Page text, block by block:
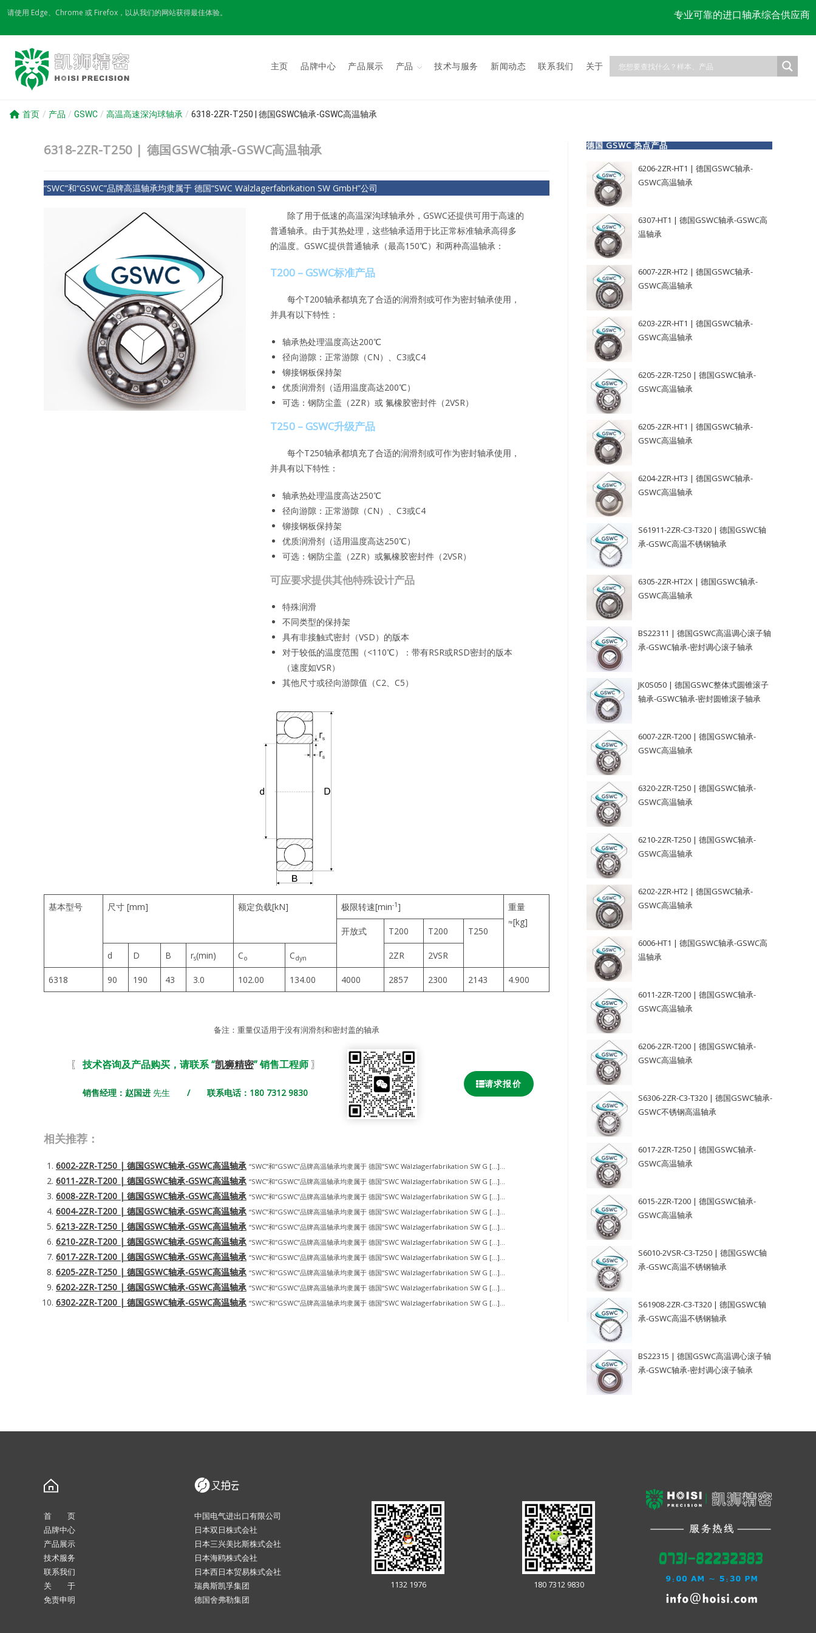
Skip
content
请使用 Edge、Chrome 或 Firefox，以从我们的网站获得最佳体验。 专业可靠的进口轴承综合供应商
主页 品牌中心 产品展示 产品 技术与服务 新闻动态 联系我们 关于
首页 / 产品 / GSWC / 高温高速深沟球轴承 / 6318-2ZR-T250 | 德国GSWC轴承-GSWC高温轴承
6318-2ZR-T250 | 德国GSWC轴承-GSWC高温轴承
“SWC”和“GSWC”品牌高温轴承均隶属于 德国“SWC Wälzlagerfabrikation SW GmbH”公司
除了用于低速的高温深沟球轴承外，GSWC还提供可用于高速的
普通轴承。由于其热处理，这些轴承适用于比正常标准轴承高得多
的温度。GSWC提供普通轴承（最高150℃）和两种高温轴承：
T200 – GSWC标准产品
每个T200轴承都填充了合适的润滑剂或可作为密封轴承使用，
并具有以下特性：
轴承热处理温度高达200℃
径向游隙：正常游隙（CN）、C3或C4
铆接钢板保持架
优质润滑剂（适用温度高达200℃）
可选：钢防尘盖（2ZR）或 氟橡胶密封件（2VSR）
T250 – GSWC升级产品
每个T250轴承都填充了合适的润滑剂或可作为密封轴承使用，
并具有以下特性：
轴承热处理温度高达250℃
径向游隙：正常游隙（CN）、C3或C4
铆接钢板保持架
优质润滑剂（适用温度高达250℃）
可选：钢防尘盖（2ZR）或氟橡胶密封件（2VSR）
可应要求提供其他特殊设计产品
特殊润滑
不同类型的保持架
具有非接触式密封（VSD）的版本
对于较低的温度范围（<110℃）：带有RSR或RSD密封的版本
（速度如VSR）
其他尺寸或径向游隙值（C2、C5）
基本型号 尺寸 [mm] 额定负载[kN] 极限转速[min-1]
重量
≈[kg]
开放式 T200 T200 T250
d D B rs(min) Co Cdyn 2ZR 2VSR
6318 90 190 43 3.0 102.00 134.00 4000 2857 2300 2143 4.900
备注：重量仅适用于没有润滑剂和密封盖的轴承
〖 技术咨询及产品购买，请联系 “凯狮精密” 销售工程师〗
销售经理：赵国进先生 / 联系电话：180 7312 9830
请求报价
相关推荐：
6002-2ZR-T250 | 德国GSWC轴承-GSWC高温轴承 “SWC”和“GSWC”品牌高温轴承均隶属于 德国“SWC Wälzlagerfabrikation SW G […]...
6011-2ZR-T200 | 德国GSWC轴承-GSWC高温轴承 “SWC”和“GSWC”品牌高温轴承均隶属于 德国“SWC Wälzlagerfabrikation SW G […]...
6008-2ZR-T200 | 德国GSWC轴承-GSWC高温轴承 “SWC”和“GSWC”品牌高温轴承均隶属于 德国“SWC Wälzlagerfabrikation SW G […]...
6004-2ZR-T200 | 德国GSWC轴承-GSWC高温轴承 “SWC”和“GSWC”品牌高温轴承均隶属于 德国“SWC Wälzlagerfabrikation SW G […]...
6213-2ZR-T250 | 德国GSWC轴承-GSWC高温轴承 “SWC”和“GSWC”品牌高温轴承均隶属于 德国“SWC Wälzlagerfabrikation SW G […]...
6210-2ZR-T200 | 德国GSWC轴承-GSWC高温轴承 “SWC”和“GSWC”品牌高温轴承均隶属于 德国“SWC Wälzlagerfabrikation SW G […]...
6017-2ZR-T200 | 德国GSWC轴承-GSWC高温轴承 “SWC”和“GSWC”品牌高温轴承均隶属于 德国“SWC Wälzlagerfabrikation SW G […]...
6205-2ZR-T250 | 德国GSWC轴承-GSWC高温轴承 “SWC”和“GSWC”品牌高温轴承均隶属于 德国“SWC Wälzlagerfabrikation SW G […]...
6202-2ZR-T250 | 德国GSWC轴承-GSWC高温轴承 “SWC”和“GSWC”品牌高温轴承均隶属于 德国“SWC Wälzlagerfabrikation SW G […]...
6302-2ZR-T200 | 德国GSWC轴承-GSWC高温轴承 “SWC”和“GSWC”品牌高温轴承均隶属于 德国“SWC Wälzlagerfabrikation SW G […]...
德国 GSWC 热点产品
6206-2ZR-HT1 | 德国GSWC轴承-
GSWC高温轴承
6307-HT1 | 德国GSWC轴承-GSWC高
温轴承
6007-2ZR-HT2 | 德国GSWC轴承-
GSWC高温轴承
6203-2ZR-HT1 | 德国GSWC轴承-
GSWC高温轴承
6205-2ZR-T250 | 德国GSWC轴承-
GSWC高温轴承
6205-2ZR-HT1 | 德国GSWC轴承-
GSWC高温轴承
6204-2ZR-HT3 | 德国GSWC轴承-
GSWC高温轴承
S61911-2ZR-C3-T320 | 德国GSWC轴
承-GSWC高温不锈钢轴承
6305-2ZR-HT2X | 德国GSWC轴承-
GSWC高温轴承
BS22311 | 德国GSWC高温调心滚子轴
承-GSWC轴承-密封调心滚子轴承
JK0S050 | 德国GSWC整体式圆锥滚子
轴承-GSWC轴承-密封圆锥滚子轴承
6007-2ZR-T200 | 德国GSWC轴承-
GSWC高温轴承
6320-2ZR-T250 | 德国GSWC轴承-
GSWC高温轴承
6210-2ZR-T250 | 德国GSWC轴承-
GSWC高温轴承
6202-2ZR-HT2 | 德国GSWC轴承-
GSWC高温轴承
6006-HT1 | 德国GSWC轴承-GSWC高
温轴承
6011-2ZR-T200 | 德国GSWC轴承-
GSWC高温轴承
6206-2ZR-T200 | 德国GSWC轴承-
GSWC高温轴承
S6306-2ZR-C3-T320 | 德国GSWC轴承-
GSWC不锈钢高温轴承
6017-2ZR-T250 | 德国GSWC轴承-
GSWC高温轴承
6015-2ZR-T200 | 德国GSWC轴承-
GSWC高温轴承
S6010-2VSR-C3-T250 | 德国GSWC轴
承-GSWC高温不锈钢轴承
S61908-2ZR-C3-T320 | 德国GSWC轴
承-GSWC高温不锈钢轴承
BS22315 | 德国GSWC高温调心滚子轴
承-GSWC轴承-密封调心滚子轴承
首 页
品牌中心
产品展示
技术服务
联系我们
关 于
免责申明
中国电气进出口有限公司
日本双日株式会社
日本三兴美比斯株式会社
日本海鸥株式会社
日本西日本贸易株式会社
瑞典斯凯孚集团
德国舍弗勒集团
1132 1976 180 7312 9830